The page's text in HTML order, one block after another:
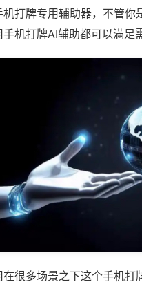
机打牌专用辅助器，不管你
机打牌AI辅助都可以满足
在很多场景之下这个手机打